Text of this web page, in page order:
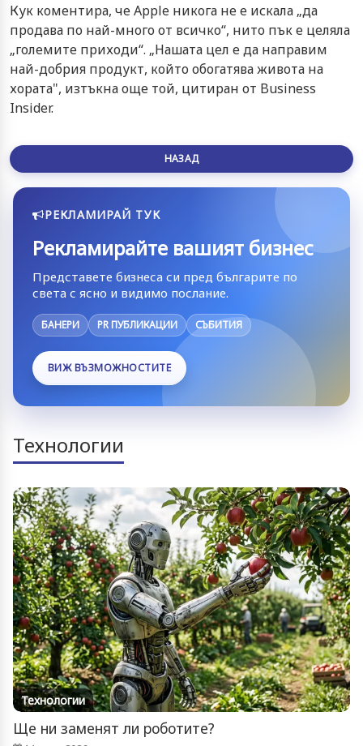
Кук коментира, че Apple никога не е искала „да
продава по най-много от всичко“, нито пък е целяла
„големите приходи“. „Нашата цел е да направим
най-добрия продукт, който обогатява живота на
хората", изтъкна още той, цитиран от Business
Insider.
НАЗАД
РЕКЛАМИРАЙ ТУК
Рекламирайте вашият бизнес
Представете бизнеса си пред българите по
света с ясно и видимо послание.
БАНЕРИ PR ПУБЛИКАЦИИ СЪБИТИЯ
ВИЖ ВЪЗМОЖНОСТИТЕ
Технологии
Технологии
Ще ни заменят ли роботите?